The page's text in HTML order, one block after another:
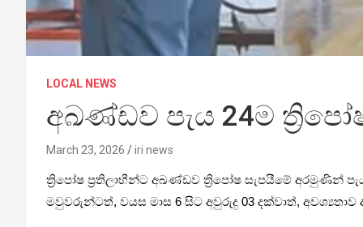
LOCAL NEWS
අඛණ්ඩව පැය 24ම
March 23, 2026 iri news
ත්‍රිපෝෂ ප්‍රති­ලා­භීන්ට අඛ­ණ්ඩව ත්‍රිපෝෂ සැප­යීමේ අර­මු­ණින්
මවු­ව­රු­න්ටත්, වයස මාස 6 සිට අවු­රුදු 03 දක්වාත්,